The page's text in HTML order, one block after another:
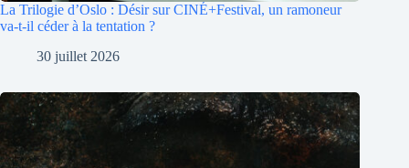
La Trilogie d’Oslo : Désir sur CINÉ+Festival, un ramoneur
va-t-il céder à la tentation ?
30 juillet 2026